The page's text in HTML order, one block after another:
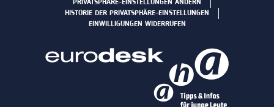
PRIVATSPHÄRE-EINSTELLUNGEN ÄNDERN
HISTORIE DER PRIVATSPHÄRE-EINSTELLUNGEN
EINWILLIGUNGEN WIDERRUFEN